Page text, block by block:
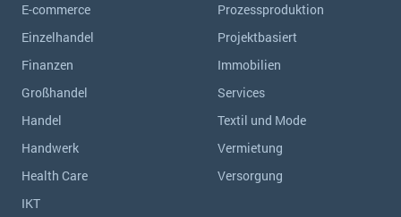
E-commerce
Einzelhandel
Finanzen
Großhandel
Handel
Handwerk
Health Care
IKT
Prozessproduktion
Projektbasiert
Immobilien
Services
Textil und Mode
Vermietung
Versorgung